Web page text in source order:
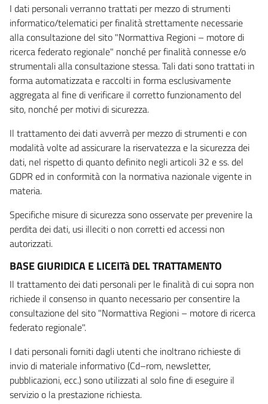
I dati personali verranno trattati per mezzo di strumenti
informatico/telematici per finalità strettamente necessarie
alla consultazione del sito "Normattiva Regioni – motore di
ricerca federato regionale" nonché per finalità connesse e/o
strumentali alla consultazione stessa. Tali dati sono trattati in
forma automatizzata e raccolti in forma esclusivamente
aggregata al fine di verificare il corretto funzionamento del
sito, nonché per motivi di sicurezza.
Il trattamento dei dati avverrà per mezzo di strumenti e con
modalità volte ad assicurare la riservatezza e la sicurezza dei
dati, nel rispetto di quanto definito negli articoli 32 e ss. del
GDPR ed in conformità con la normativa nazionale vigente in
materia.
Specifiche misure di sicurezza sono osservate per prevenire la
perdita dei dati, usi illeciti o non corretti ed accessi non
autorizzati.
BASE GIURIDICA E LICEITà DEL TRATTAMENTO
Il trattamento dei dati personali per le finalità di cui sopra non
richiede il consenso in quanto necessario per consentire la
consultazione del sito "Normattiva Regioni – motore di ricerca
federato regionale".
I dati personali forniti dagli utenti che inoltrano richieste di
invio di materiale informativo (Cd–rom, newsletter,
pubblicazioni, ecc.) sono utilizzati al solo fine di eseguire il
servizio o la prestazione richiesta.